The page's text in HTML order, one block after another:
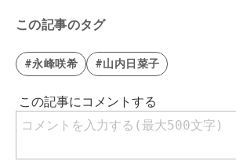
この記事のタグ
#永峰咲希 #山内日菜子